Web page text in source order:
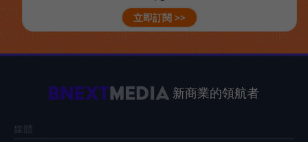
立即訂閱 >>
新商業的領航者
媒體